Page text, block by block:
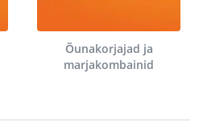
Õunakorjajad ja
marjakombainid